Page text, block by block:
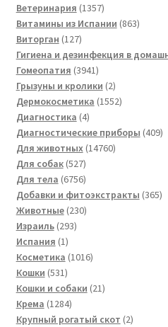
Ветеринария 13571357
товаров
Витамины из Испании 863863
Виторган 127127
товаров
Гигиена и дезинфекция в
Гомеопатия 39413941
товар
Грызуны и кролики 22
товара
Дермокосметика 15521552
Диагностика 44
товара
Диагностические приборы 409409
Для животных 1476014760
Для собак 527527
товаров
Для тела 67566756
товаров
Добавки и фитоэкстракты 365365
Животные 230230
Израиль 293293
Испания 11
товар
Косметика 10161016
Кошки 531531
товар
Кошки и собаки 2121
Крема 12841284
товара
Крупный рогатый скот 22